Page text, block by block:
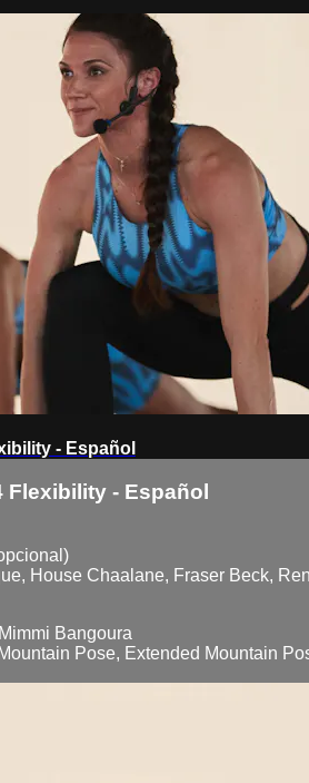
- Español
Flexibility - Español
House Chaalane, Fraser Beck,
Bangoura
Pose, Extended Mountain